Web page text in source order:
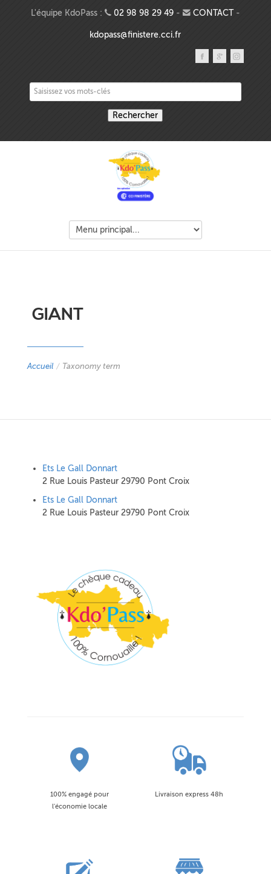
Aller au contenu principal
L'équipe KdoPass : 02 98 98 29 49- CONTACT-
kdopass@finistere.cci.fr
Saisissez vos mots-clés
GIANT
Accueil / Taxonomy term
Ets Le Gall Donnart
2 Rue Louis Pasteur 29790 Pont Croix
Ets Le Gall Donnart
2 Rue Louis Pasteur 29790 Pont Croix
100% engagé pour
l'économie locale
Livraison express 48h